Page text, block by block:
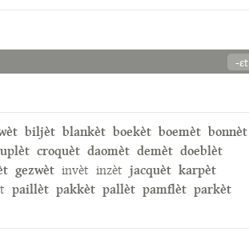
-ɛt
biljèt blankèt boekèt boemèt bonnèt
croquèt daomèt demèt doeblèt
gezwèt invèt inzèt jacquèt karpèt
paillèt pakkèt pallèt pamflèt parkèt